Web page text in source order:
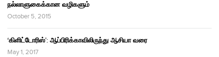
நல்லாளுகைக்கான வழிகளும்
October 5, 2015
‘கிளிட்டோரிஸ்’: ஆப்பிரிக்காவிலிருந்து ஆசியா வரை
May 1, 2017